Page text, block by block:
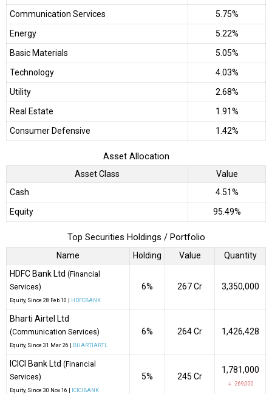
Communication Services
5.75%
Energy
5.22%
Basic Materials
5.05%
Technology
4.03%
Utility
2.68%
Real Estate
1.91%
Consumer Defensive
1.42%
Asset Allocation
Asset Class
Value
Cash
4.51%
Equity
95.49%
Top Securities Holdings / Portfolio
Name Holding Value
Quantity
HDFC Bank Ltd (Financial
Services)
Equity , Since 28 Feb 10 | HDFCBANK
6% ₹267 Cr 3,350,000
Bharti Airtel Ltd
(Communication Services)
Equity , Since 31 Mar 26 | BHARTIARTL
6% ₹264 Cr 1,426,428
ICICI Bank Ltd (Financial
Services)
Equity , Since 30 Nov 16 | ICICIBANK
5% ₹245 Cr
1,781,000
↓ -269,000